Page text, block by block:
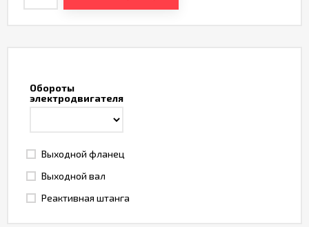
Обороты
электродвигателя
Выходной фланец
Выходной вал
Реактивная штанга